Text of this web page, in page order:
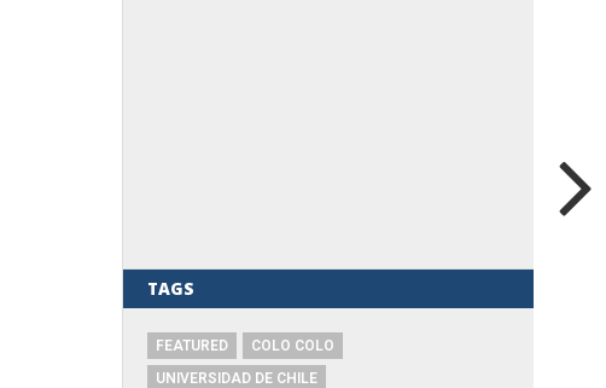
TAGS
FEATURED
COLO COLO
UNIVERSIDAD DE CHILE